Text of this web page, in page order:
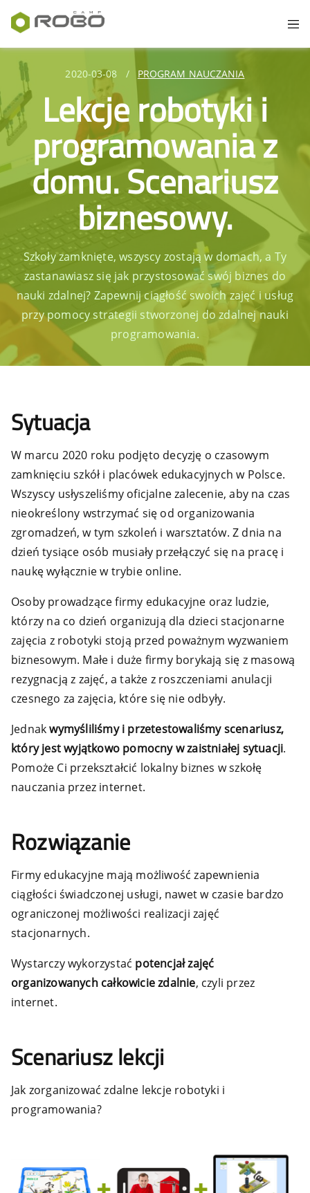
2020-03-08 / PROGRAM NAUCZANIA
Lekcje robotyki i
programowania z
domu. Scenariusz
biznesowy.
Szkoły zamknięte, wszyscy zostają w domach, a Ty
zastanawiasz się jak przystosować swój biznes do
nauki zdalnej? Zapewnij ciągłość swoich zajęć i usług
przy pomocy strategii stworzonej do zdalnej nauki
programowania.
Sytuacja
W marcu 2020 roku podjęto decyzję o czasowym
zamknięciu szkół i placówek edukacyjnych w Polsce.
Wszyscy usłyszeliśmy oficjalne zalecenie, aby na czas
nieokreślony wstrzymać się od organizowania
zgromadzeń, w tym szkoleń i warsztatów. Z dnia na
dzień tysiące osób musiały przełączyć się na pracę i
naukę wyłącznie w trybie online.
Osoby prowadzące firmy edukacyjne oraz ludzie,
którzy na co dzień organizują dla dzieci stacjonarne
zajęcia z robotyki stoją przed poważnym wyzwaniem
biznesowym. Małe i duże firmy borykają się z masową
rezygnacją z zajęć, a także z roszczeniami anulacji
czesnego za zajęcia, które się nie odbyły.
Jednakwymyśliliśmy i przetestowaliśmy scenariusz,
który jest wyjątkowo pomocny w zaistniałej sytuacji.
Pomoże Ci przekształcić lokalny biznes w szkołę
nauczania przez internet.
Rozwiązanie
Firmy edukacyjne mają możliwość zapewnienia
ciągłości świadczonej usługi, nawet w czasie bardzo
ograniczonej możliwości realizacji zajęć
stacjonarnych.
Wystarczy wykorzystać potencjał zajęć
organizowanych całkowicie zdalnie, czyli przez
internet.
Scenariusz lekcji
Jak zorganizować zdalne lekcje robotyki i
programowania?